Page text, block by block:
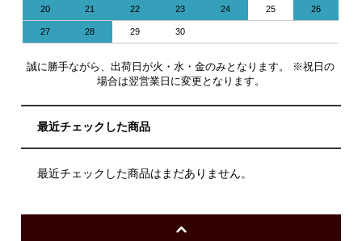
20 21 22 23 24 25 26
27 28 29 30
誠に勝手ながら、出荷日が火・水・金のみとなります。 ※祝日の
場合は翌営業日に変更となります。
最近チェックした商品
最近チェックした商品はまだありません。